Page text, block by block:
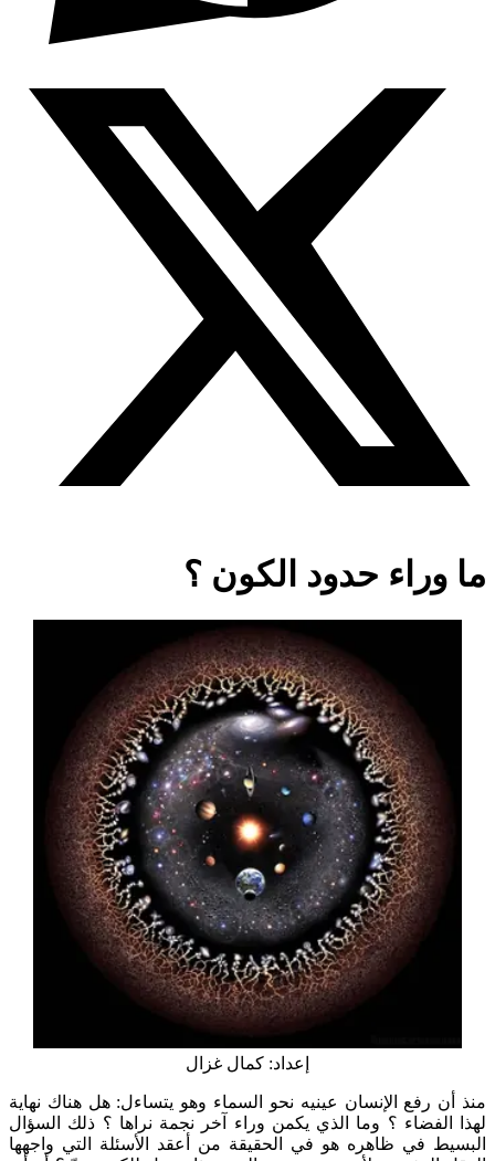
ما وراء حدود الكون ؟
إعداد: كمال غزال
منذ أن رفع الإنسان عينيه نحو السماء وهو يتساءل: هل هناك نهاية
لهذا الفضاء ؟ وما الذي يكمن وراء آخر نجمة نراها ؟ ذلك السؤال
البسيط في ظاهره هو في الحقيقة من أعقد الأسئلة التي واجهها